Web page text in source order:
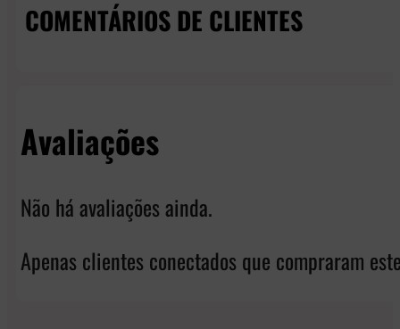
COMENTÁRIOS DE CLIENTES
Avaliações
Não há avaliações ainda.
Apenas clientes conectados que compraram